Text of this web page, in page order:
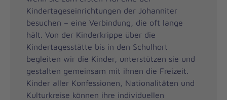
Kindertageseinrichtungen der Johanniter
besuchen – eine Verbindung, die oft lange
hält. Von der Kinderkrippe über die
Kindertagesstätte bis in den Schulhort
begleiten wir die Kinder, unterstützen sie und
gestalten gemeinsam mit ihnen die Freizeit.
Kinder aller Konfessionen, Nationalitäten und
Kulturkreise können ihre individuellen